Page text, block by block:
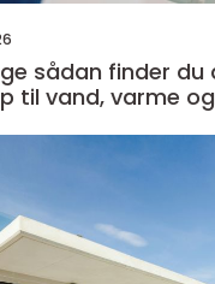
den
til vand, varme og